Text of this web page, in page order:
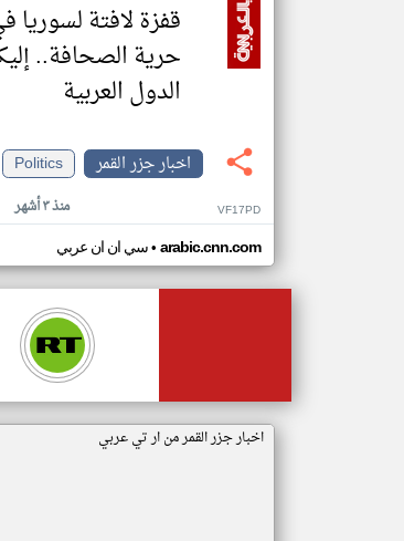
قفزة لافتة
حرية الصحافة..
الدول العربية
اخبار جزر القمر
Politics
منذ ٣ أشهر VF17PD
سي ان ان عربي• arabic.cnn.com
اخبار جزر القمر من ار تي عربي